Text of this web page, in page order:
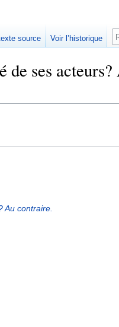
ses acteurs?
Au contraire.
source Voir l’historique